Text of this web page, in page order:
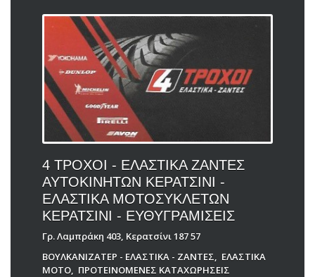
4 ΤΡΟΧΟΙ - ΕΛΑΣΤΙΚΑ ΖΑΝΤΕΣ
ΑΥΤΟΚΙΝΗΤΩΝ ΚΕΡΑΤΣΙΝΙ -
ΕΛΑΣΤΙΚΑ ΜΟΤΟΣΥΚΛΕΤΩΝ
ΚΕΡΑΤΣΙΝΙ - ΕΥΘΥΓΡΑΜΙΣΕΙΣ
Γρ. Λαμπράκη 403, Κερατσίνι 187 57
ΒΟΥΛΚΑΝΙΖΑΤΕΡ - ΕΛΑΣΤΙΚΑ - ΖΑΝΤΕΣ, ΕΛΑΣΤΙΚΑ
ΜΟΤΟ, ΠΡΟΤΕΙΝΟΜΕΝΕΣ ΚΑΤΑΧΩΡΗΣΕΙΣ